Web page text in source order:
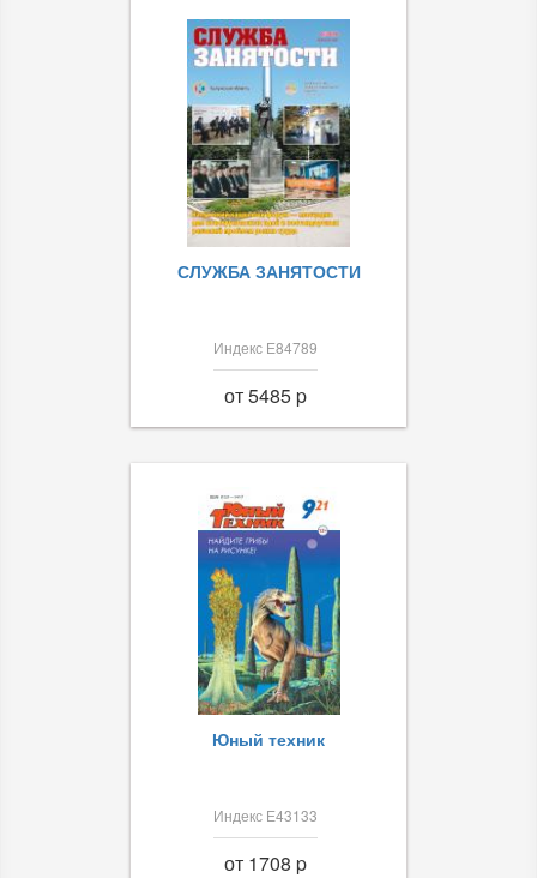
СЛУЖБА ЗАНЯТОСТИ
Индекс Е84789
от 5485 p
Юный техник
Индекс Е43133
от 1708 p